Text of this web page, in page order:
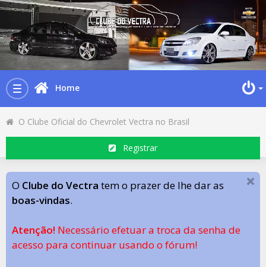
Toggle
navigation
Home
O Clube Oficial do Chevrolet Vectra no Brasil
Registrar
O Clube do Vectra tem o prazer de lhe dar as
boas-vindas.
Atenção! Necessário efetuar a troca da senha de
acesso para continuar usando o fórum!